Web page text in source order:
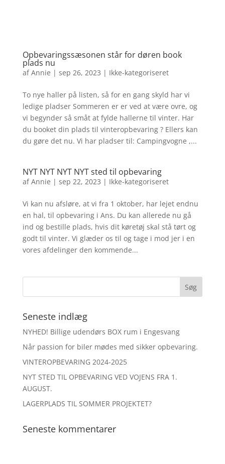
Opbevaringssæsonen står for døren book
plads nu
afAnnie | sep 26, 2023 | Ikke-kategoriseret
To nye haller på listen, så for en gang skyld har vi
ledige pladser Sommeren er er ved at være ovre, og
vi begynder så småt at fylde hallerne til vinter. Har
du booket din plads til vinteropbevaring ? Ellers kan
du gøre det nu. Vi har pladser til: Campingvogne ,...
NYT NYT NYT NYT sted til opbevaring
afAnnie | sep 22, 2023 | Ikke-kategoriseret
Vi kan nu afsløre, at vi fra 1 oktober, har lejet endnu
en hal, til opbevaring i Ans. Du kan allerede nu gå
ind og bestille plads, hvis dit køretøj skal stå tørt og
godt til vinter. Vi glæder os til og tage i mod jer i en
vores afdelinger den kommende...
Seneste indlæg
NYHED! Billige udendørs BOX rum i Engesvang
Når passion for biler mødes med sikker opbevaring.
VINTEROPBEVARING 2024-2025
NYT STED TIL OPBEVARING VED VOJENS FRA 1.
AUGUST.
LAGERPLADS TIL SOMMER PROJEKTET?
Seneste kommentarer